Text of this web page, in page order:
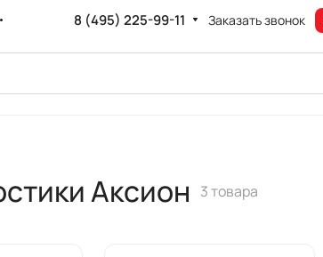
8 (495) 225-99-11 Заказать звонок
Аксион 3 товара